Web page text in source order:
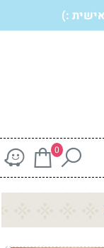
:)
0